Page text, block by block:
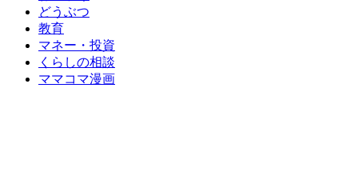
どうぶつ
教育
マネー・投資
くらしの相談
ママコマ漫画